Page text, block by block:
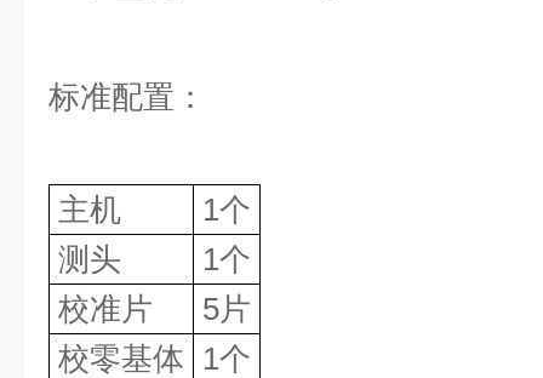
标准配置：
主机
1个
测头
1个
校准片
5片
校零基体 1个